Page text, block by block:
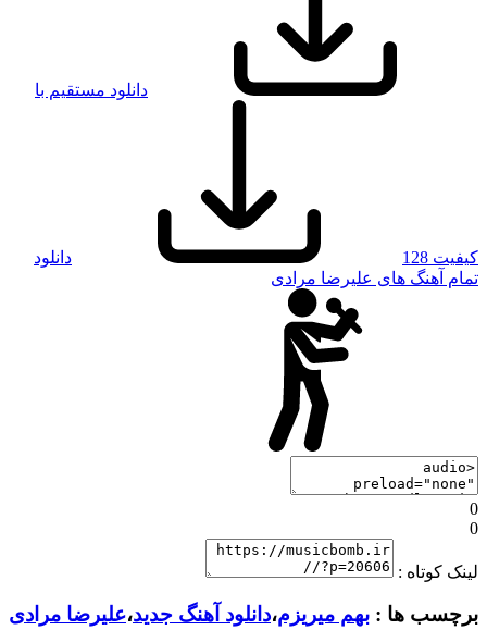
دانلود مستقیم با
کیفیت 128
دانلود
تمام آهنگ های علیرضا مرادی
0
0
لینک کوتاه :
برچسب ها : بهم میریزم،دانلود آهنگ جدید،علیرضا مرادی